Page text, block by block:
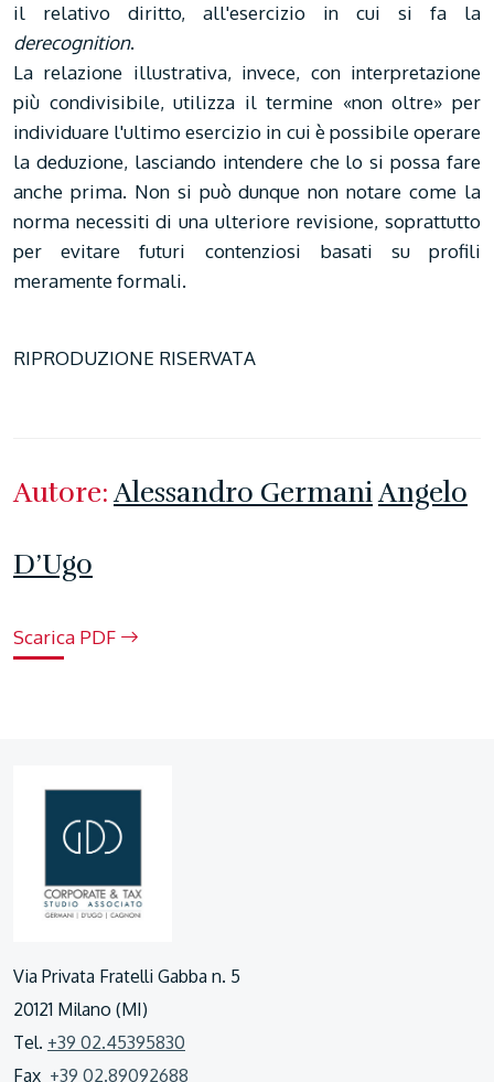
il relativo diritto, all'esercizio in cui si fa la
derecognition.
La relazione illustrativa, invece, con interpretazione
più condivisibile, utilizza il termine «non oltre» per
individuare l'ultimo esercizio in cui è possibile operare
la deduzione, lasciando intendere che lo si possa fare
anche prima. Non si può dunque non notare come la
norma necessiti di una ulteriore revisione, soprattutto
per evitare futuri contenziosi basati su profili
meramente formali.
RIPRODUZIONE RISERVATA
Autore:Alessandro GermaniAngelo
D’Ugo
Scarica PDF
Via Privata Fratelli Gabba n. 5
20121 Milano (MI)
Tel. +39 02.45395830
Fax +39 02.89092688